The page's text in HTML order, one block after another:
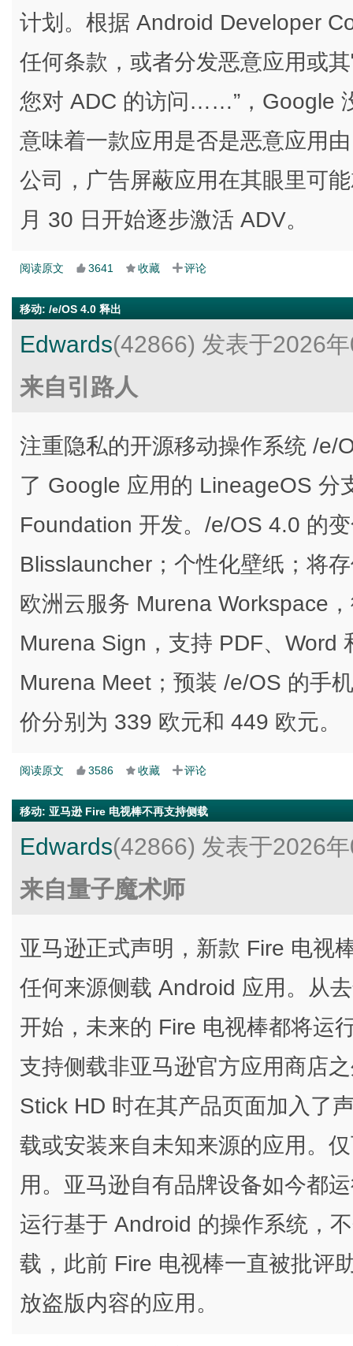
计划。根据 Android Developer
任何条款，或者分发恶意应用或
您对 ADC 的访问……”，Google
意味着一款应用是否是恶意应用
公司，广告屏蔽应用在其眼里可
月 30 日开始逐步激活 ADV。
阅读原文 3641 收藏 评论
移动: /e/OS 4.0 释出
Edwards(42866) 发表于2026
来自引路人
注重隐私的开源移动操作系统 /e/
了 Google 应用的 LineageOS 分
Foundation 开发。/e/OS 4.0 的
Blisslauncher；个性化壁纸；将
欧洲云服务 Murena Workspace
Murena Sign，支持 PDF、Word
Murena Meet；预装 /e/OS 的手
价分别为 339 欧元和 449 欧元。
阅读原文 3586 收藏 评论
移动: 亚马逊 Fire 电视棒不再支持侧载
Edwards(42866) 发表于2026
来自量子魔术师
亚马逊正式声明，新款 Fire 电视
任何来源侧载 Android 应用。从
开始，未来的 Fire 电视棒都将运
支持侧载非亚马逊官方应用商店
Stick HD 时在其产品页面加入了
载或安装来自未知来源的应用。
用。亚马逊自有品牌设备如今都
运行基于 Android 的操作系统，
载，此前 Fire 电视棒一直被批评
放盗版内容的应用。